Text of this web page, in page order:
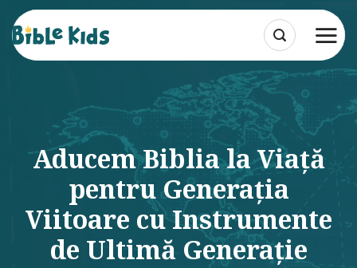
Skip
content
Aducem Biblia la Viață
pentru Generația
Viitoare​ cu Instrumente
de Ultimă Generație